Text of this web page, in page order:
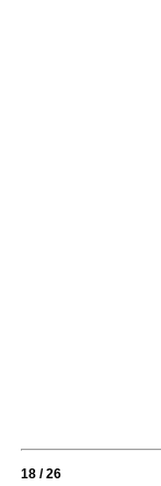
18 / 26